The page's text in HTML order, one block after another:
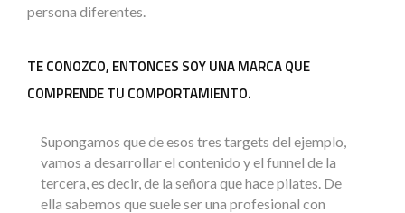
persona diferentes.
TE CONOZCO, ENTONCES SOY UNA MARCA QUE
COMPRENDE TU COMPORTAMIENTO.
Supongamos que de esos tres targets del ejemplo,
vamos a desarrollar el contenido y el funnel de la
tercera, es decir, de la señora que hace pilates. De
ella sabemos que suele ser una profesional con